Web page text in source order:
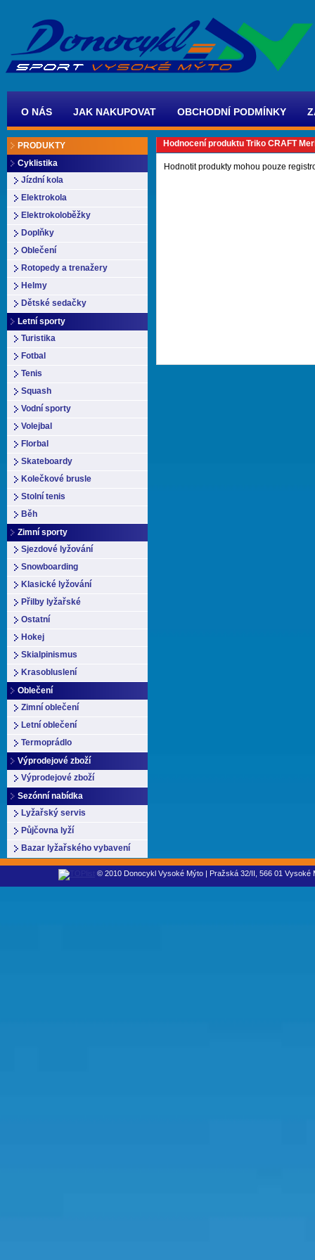
O NÁS JAK NAKUPOVAT OBCHODNÍ PODMÍNKY
PRODUKTY
Cyklistika
Jízdní kola
Elektrokola
Elektrokoloběžky
Doplňky
Oblečení
Rotopedy a trenažery
Helmy
Dětské sedačky
Letní sporty
Turistika
Fotbal
Tenis
Squash
Vodní sporty
Volejbal
Florbal
Skateboardy
Kolečkové brusle
Stolní tenis
Běh
Zimní sporty
Sjezdové lyžování
Snowboarding
Klasické lyžování
Přilby lyžařské
Ostatní
Hokej
Skialpinismus
Krasobluslení
Oblečení
Zimní oblečení
Letní oblečení
Termoprádlo
Výprodejové zboží
Výprodejové zboží
Sezónní nabídka
Lyžařský servis
Půjčovna lyží
Bazar lyžařského vybavení
Hodnocení produktu Triko CRAFT
Hodnotit produkty mohou pouze
© 2010 Donocykl Vysoké Mýto | Pražská 32/II, 566 01 Vysoké